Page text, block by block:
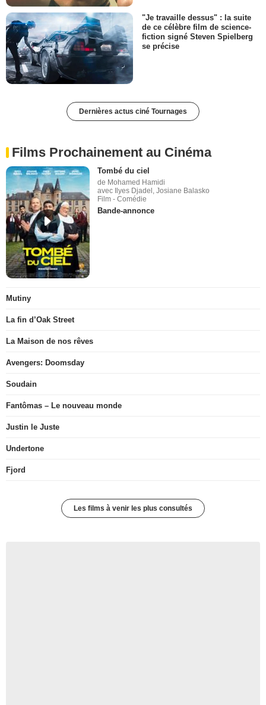
"Je travaille dessus" : la suite
de ce célèbre film de science-
fiction signé Steven Spielberg
se précise
Dernières actus ciné Tournages
Films Prochainement au Cinéma
Tombé du ciel
de Mohamed Hamidi
avec Ilyes Djadel, Josiane Balasko
Film - Comédie
Bande-annonce
Mutiny
La fin d’Oak Street
La Maison de nos rêves
Avengers: Doomsday
Soudain
Fantômas – Le nouveau monde
Justin le Juste
Undertone
Fjord
Les films à venir les plus consultés